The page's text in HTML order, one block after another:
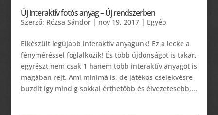
Új interaktív fotós anyag – Új rendszerben
Szerző: Rózsa Sándor| nov 19, 2017| Egyéb
Elkészült legújabb interaktív anyagunk! Ez a lecke a
fényméréssel foglalkozik! És több újdonságot is takar,
egyrészt nem csak 1 hanem több interaktív anyagot is
magában rejt. Ami minimális, de játékos cselekvésre
buzdít így mindig sokkal érthetőbb és élvezetesebb,...